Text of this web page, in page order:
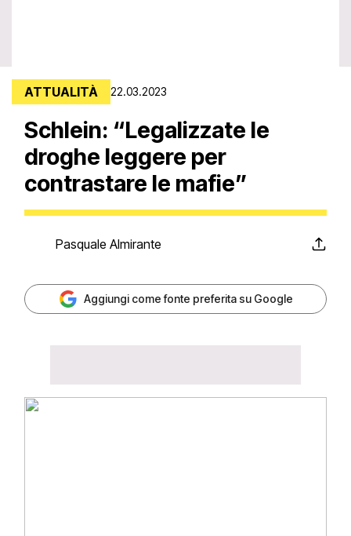
ATTUALITÀ 22.03.2023
Schlein: “Legalizzate le
droghe leggere per
contrastare le mafie”
Pasquale Almirante
Aggiungi come fonte preferita su Google